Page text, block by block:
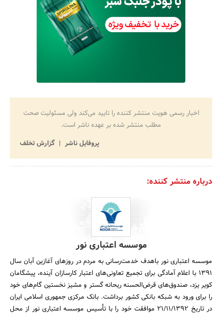
اخبار رسمی هویت منتشر کننده را تایید می‌کند ولی مسئولیت صحت
مطلب منتشر شده بر عهده ناشر است.
پروفایل ناشر
گزارش تخلف
درباره منتشر کننده:
موسسه اعتباری نور
موسسه اعتباری نور باهدف خدمت‌رسانی به مردم در روزهای آغازین آبان سال
1391 با اعلام آمادگی برای تجمیع تعاونی‌های‌ اعتبار کارسازان آینده، پیشگامان
کویر یزد، صندوق‌های قرض‌الحسنه ریحانه گستر و مشیز نخستین گام‌های خود
را برای ورود به شبکه بانکی کشور برداشت. بانک مرکزی جمهوری اسلامی ایران
در تاریخ 21/11/1392 موافقت خود را با تأسیس موسسه اعتباری نور از محل